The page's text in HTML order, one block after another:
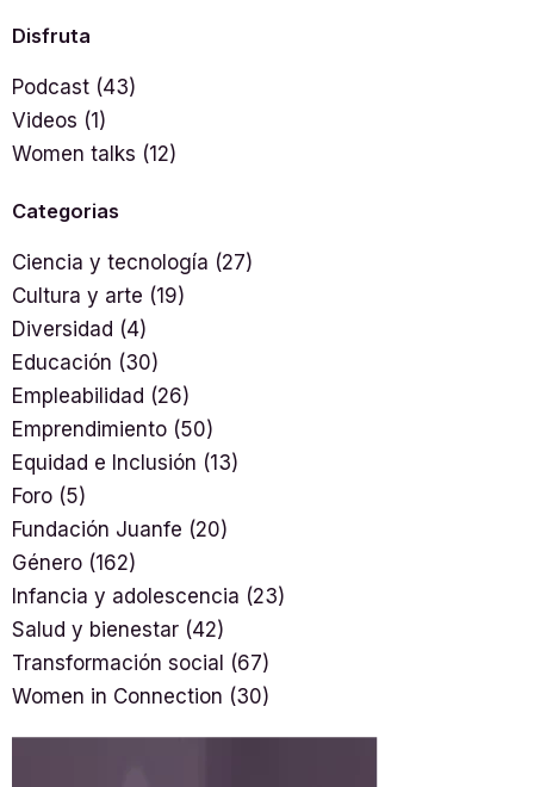
Disfruta
Podcast (43)
Videos (1)
Women talks (12)
Categorias
Ciencia y tecnología (27)
Cultura y arte (19)
Diversidad (4)
Educación (30)
Empleabilidad (26)
Emprendimiento (50)
Equidad e Inclusión (13)
Foro (5)
Fundación Juanfe (20)
Género (162)
Infancia y adolescencia (23)
Salud y bienestar (42)
Transformación social (67)
Women in Connection (30)